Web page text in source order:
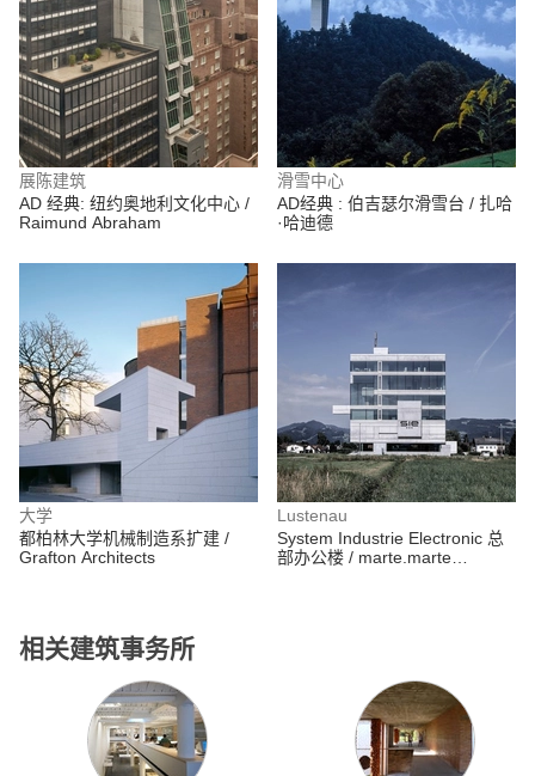
展陈建筑
AD 经典: 纽约奥地利文化中心 /
Raimund Abraham
滑雪中心
AD经典 : 伯吉瑟尔滑雪台 / 扎哈
·哈迪德
大学
都柏林大学机械制造系扩建 /
Grafton Architects
相关建筑事务所
Lustenau
System Industrie Electronic 总
部办公楼 / marte.marte